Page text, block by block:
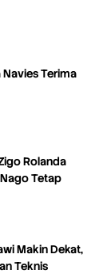
Navies Terima
Rolanda
Tetap
Makin Dekat,
Teknis